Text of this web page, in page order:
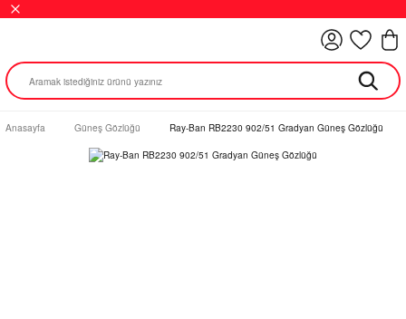
Anasayfa Güneş Gözlüğü Ray-Ban RB2230 902/51 Gradyan Güneş Gözlüğü